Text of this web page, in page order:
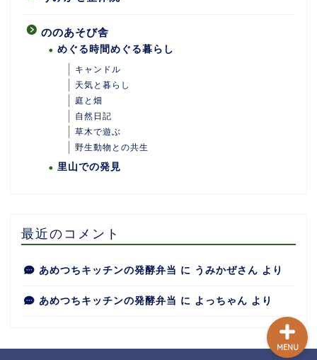
ののあそび舎
めぐる時間めぐる暮らし
キャンドル
天気と暮らし
庭と畑
自然日記
草木で遊ぶ
野生動物との共生
里山での発見
最近のコメント
あめつちキッチンの発酵弁当 に うみかぜさん より
あめつちキッチンの発酵弁当 に よっちゃん より
MENU